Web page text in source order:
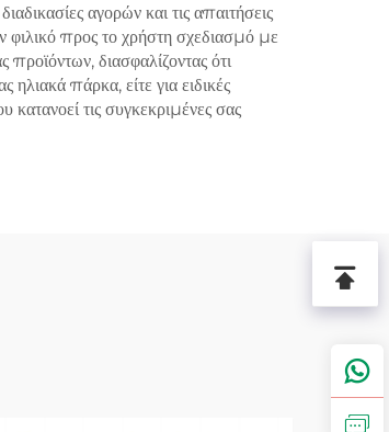
αγορών και τις απαιτήσεις
φιλικό προς το χρήστη σχεδιασμό με
διασφαλίζοντας ότι
πάρκα, είτε για ειδικές
τις συγκεκριμένες σας